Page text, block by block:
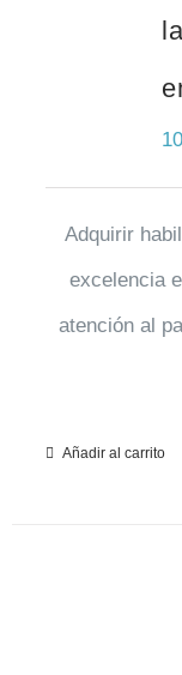
Adquirir
excelencia
atención al
Añadir al carrito